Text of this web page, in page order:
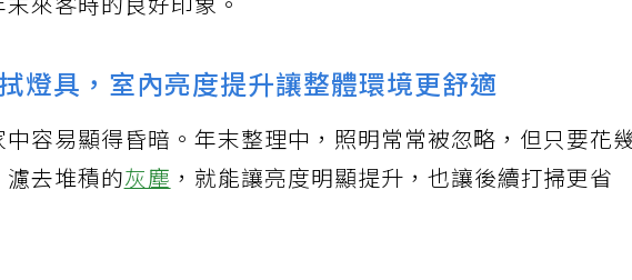
來客時的良好印象。
燈具，室內亮度提升讓整體環境更舒適
容易顯得昏暗。年末整理中，照明常常被忽略，但只要花
濾去堆積的灰塵 ，就能讓亮度明顯提升，也讓後續打掃更省